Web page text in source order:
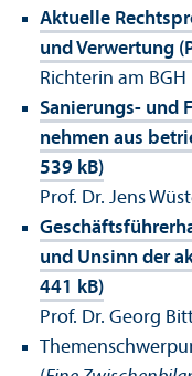
Aktuelle
und Verwertung
Richterin am
Sanierungs- und
nehmen aus
539 kB)
Prof. Dr. Jens
und Unsinn der
441 kB)
Prof. Dr. Georg